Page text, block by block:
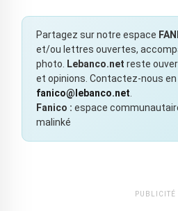
Partagez sur notre espace
et/ou lettres ouvertes,
photo.
Lebanco.net reste
et opinions. Contactez-nous
fanico@lebanco.net
Fanico : espace
malinké
PUBLICITÉ